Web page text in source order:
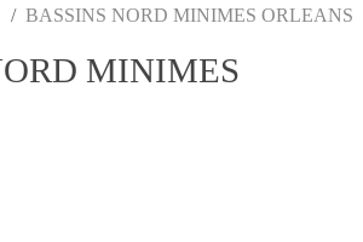
BASSINS NORD MINIMES ORLEANS
MINIMES